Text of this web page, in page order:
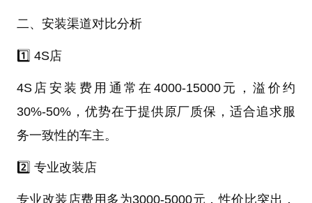
二、安装渠道对比分析
1️⃣ 4S店
4S店安装费用通常在4000-15000元，溢价约
30%-50%，优势在于提供原厂质保，适合追求服
务一致性的车主。
2️⃣ 专业改装店
专业改装店费用多为3000-5000元，性价比突出，